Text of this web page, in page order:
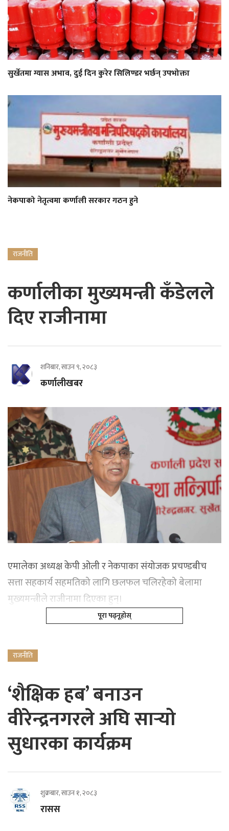
सुर्खेतमा ग्यास अभाव, दुई दिन कुरेर सिलिण्डर भर्छन् उपभोक्ता
नेकपाको नेतृत्वमा कर्णाली सरकार गठन हुने
राजनीति
कर्णालीका मुख्यमन्त्री कँडेलले
दिए राजीनामा
शनिबार, साउन ९, २०८३
कर्णालीखबर
एमालेका अध्यक्ष केपी ओली र नेकपाका संयोजक प्रचण्डबीच
सत्ता सहकार्य सहमतिको लागि छलफल चलिरहेको बेलामा
मुख्यमन्त्रीले राजीनामा दिएका हुन्।
पूरा पढ्नूहोस्
राजनीति
‘शैक्षिक हब’ बनाउन
वीरेन्द्रनगरले अघि सार्‍यो
सुधारका कार्यक्रम
शुक्रबार, साउन १, २०८३
रासस